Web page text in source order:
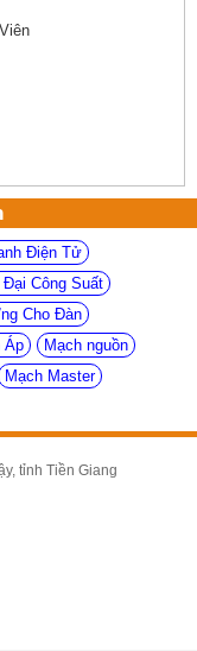
Điện Tử
Đại Công Suất
Cho Đàn
Áp
Mạch nguồn
Mạch Master
tỉnh Tiền Giang